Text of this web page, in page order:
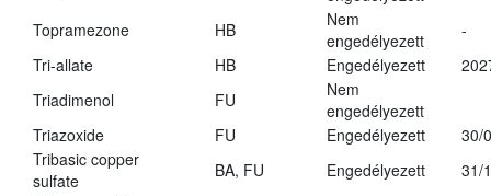
Topramezone HB
Nem
engedélyezett
-
Tri-allate
HB Engedélyezett
Triadimenol
FU
Nem
engedélyezett
Triazoxide
FU Engedélyezett
30/
Tribasic copper
sulfate
BA, FU Engedélyezett
31/